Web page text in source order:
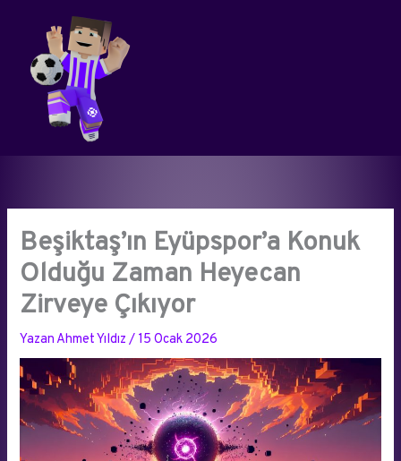
Beşiktaş’ın Eyüpspor’a Konuk
Olduğu Zaman Heyecan
Zirveye Çıkıyor
YazanAhmet Yıldız/ 15 Ocak 2026